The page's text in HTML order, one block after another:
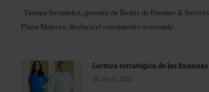
Yamina Bermúdez, gerente de Bodas de Dreams & Secrets
Playa Mujeres, destaca el crecimiento sostenido …
Lectura estratégica de las finanzas
30 abril, 2026